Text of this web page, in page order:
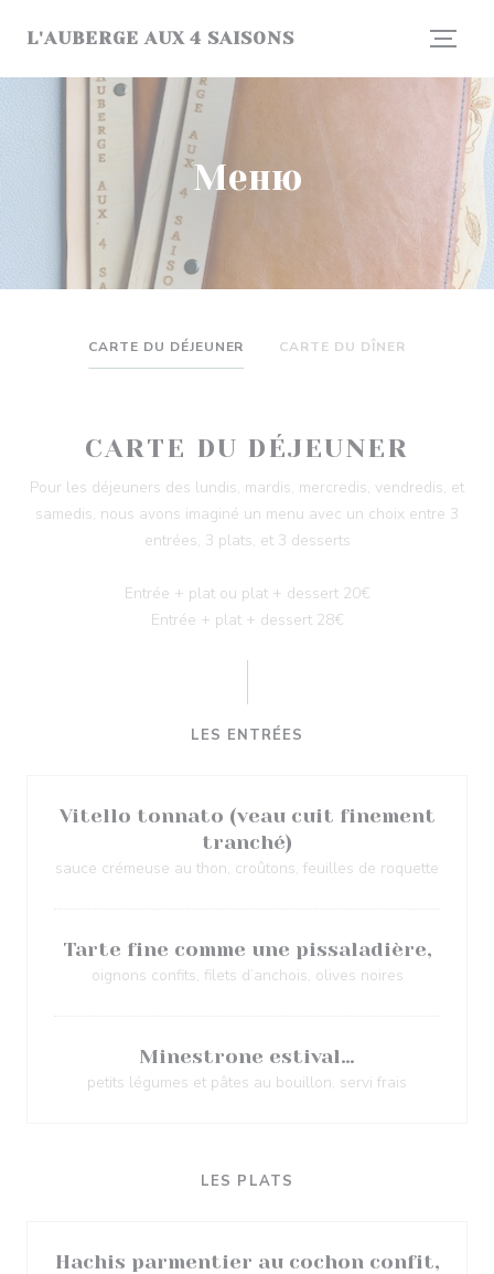
L'AUBERGE AUX 4 SAISONS
Меню
CARTE DU DÉJEUNER CARTE DU DÎNER
CARTE DU DÉJEUNER
Pour les déjeuners des lundis, mardis, mercredis, vendredis, et
samedis, nous avons imaginé un menu avec un choix entre 3
entrées, 3 plats, et 3 desserts
Entrée + plat ou plat + dessert 20€
Entrée + plat + dessert 28€
LES ENTRÉES
Vitello tonnato (veau cuit finement
tranché)
sauce crémeuse au thon, croûtons, feuilles de roquette
Tarte fine comme une pissaladière,
oignons confits, filets d’anchois, olives noires
Minestrone estival…
petits légumes et pâtes au bouillon, servi frais
LES PLATS
Hachis parmentier au cochon confit,